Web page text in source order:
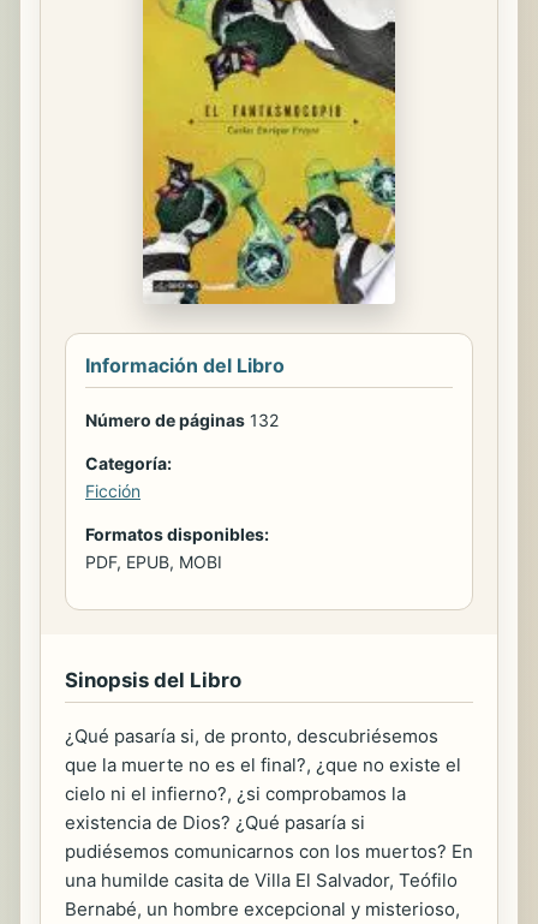
Información del Libro
Número de páginas 132
Categoría:
Ficción
Formatos disponibles:
PDF, EPUB, MOBI
Sinopsis del Libro
¿Qué pasaría si, de pronto, descubriésemos
que la muerte no es el final?, ¿que no existe el
cielo ni el infierno?, ¿si comprobamos la
existencia de Dios? ¿Qué pasaría si
pudiésemos comunicarnos con los muertos? En
una humilde casita de Villa El Salvador, Teófilo
Bernabé, un hombre excepcional y misterioso,